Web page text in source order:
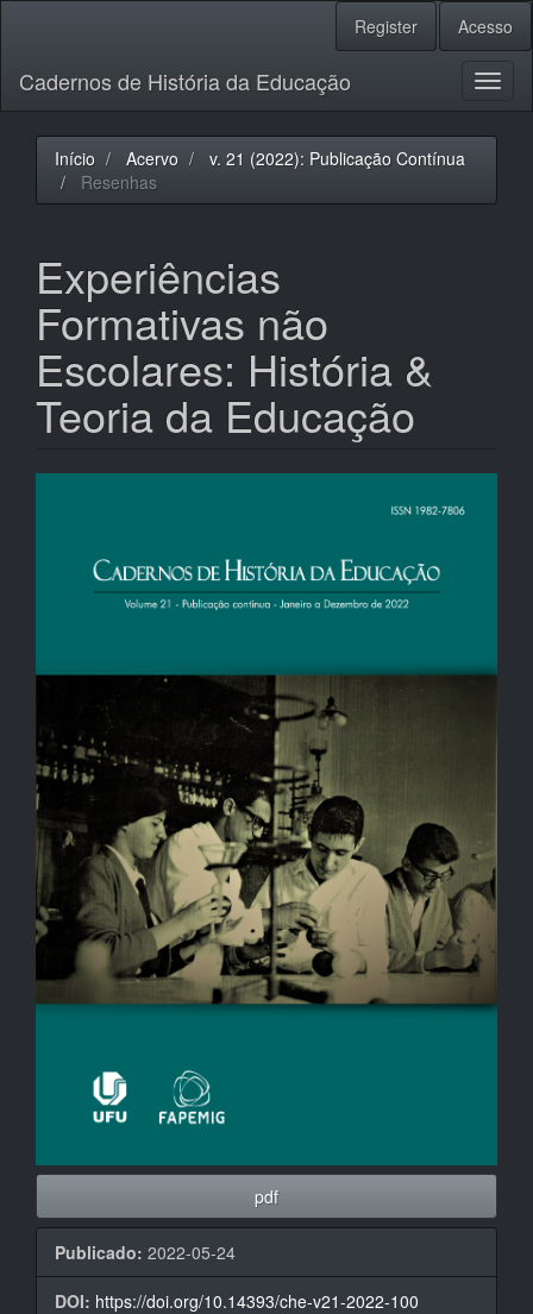
principal
Barra
Lateral
Register Acesso
Cadernos de História da Educação
Início Acervo
v. 21 (2022): Publicação Contínua
Resenhas
Experiências
Formativas não
Escolares: História &
Teoria da Educação
artigos
pdf
Publicado: 2022-05-24
DOI: https://doi.org/10.14393/che-v21-2022-100